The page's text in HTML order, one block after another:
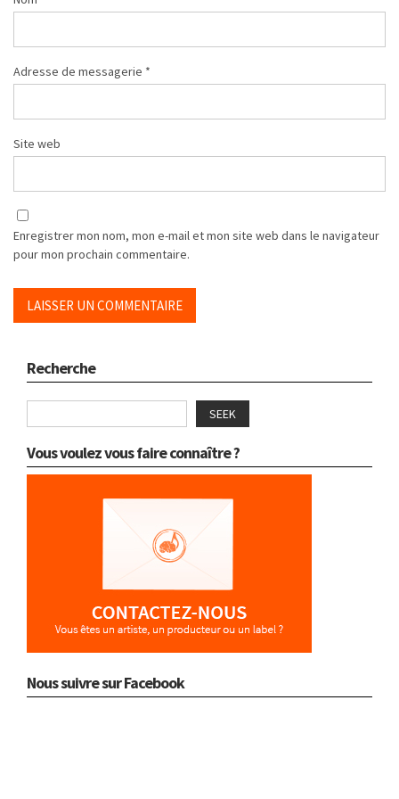
Adresse de messagerie *
Site web
Enregistrer mon nom, mon e-mail et mon site web dans le navigateur
pour mon prochain commentaire.
Recherche
SEEK
Vous voulez vous faire connaître ?
Nous suivre sur Facebook